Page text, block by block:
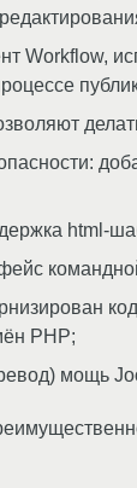
Workflow,
html-
РНР;
мощь